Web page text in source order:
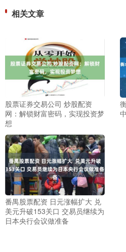
相关文章
股票证券交易公司 炒股配资
网：解锁财富密码，实现投资梦
想
番禺股票配资 日元涨幅扩大 兑
美元升破153关口 交易员继续为
日本央行会议做准备